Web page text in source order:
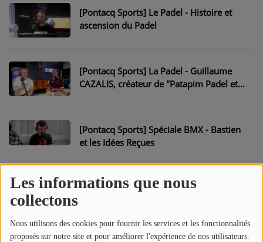
Les informations que nous
collectons
Nous utilisons des cookies pour fournir les services et les fonctionnalités
proposés sur notre site et pour améliorer l'expérience de nos utilisateurs.
L'ŒIL DE L'OIE | PRÉSENTATION
VIDÉOS | L’ŒIL DE L'OIE
PARTENAIRES
CONTACT
[Pontacq Sports] Le Padel - Histoire et
ascension du Padel
[Pontacq Sports] La Padel - Guillaume
CAZALIS, créateur de "Patapim Padel et
[Pontacq Sports] Spéciale BMX - Bastien
et les Idées Reçues
[Pontacq Sports] - Débat : Les
récompenses individuelles sont-elles
[Pontacq Sports] Spéciale BMX - Entre